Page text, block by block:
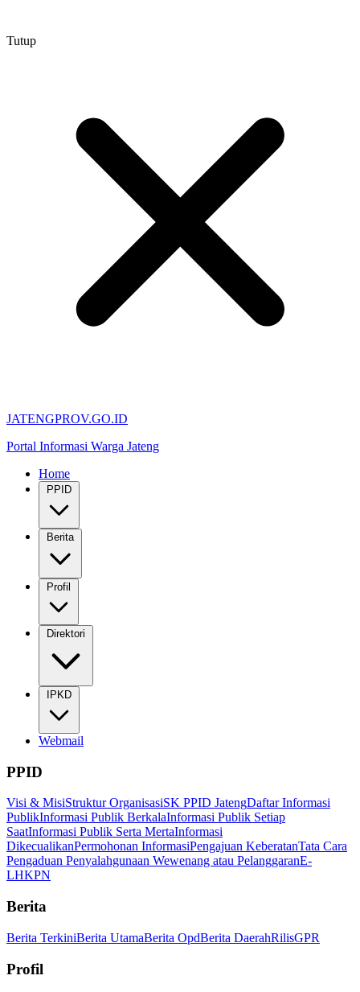
Tutup
JATENGPROV.GO.ID
Portal Informasi Warga Jateng
Home
PPID
Berita
Profil
Direktori
IPKD
Webmail
PPID
Visi & MisiStruktur OrganisasiSK PPID JatengDaftar Informasi
PublikInformasi Publik BerkalaInformasi Publik Setiap
SaatInformasi Publik Serta MertaInformasi
DikecualikanPermohonan InformasiPengajuan KeberatanTata Cara
Pengaduan Penyalahgunaan Wewenang atau PelanggaranE-
LHKPN
Berita
Berita TerkiniBerita UtamaBerita OpdBerita DaerahRilisGPR
Profil